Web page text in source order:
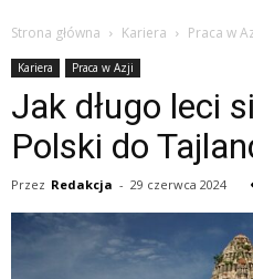
Strona główna Kariera Praca w
Kariera Praca w Azji
Jak długo leci
Polski do
Przez Redakcja - 29 czerwca 2024